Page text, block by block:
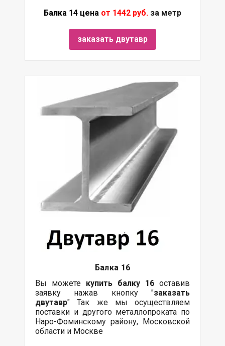
Балка 14 цена от 1442 руб. за метр
заказать двутавр
Балка 16
Вы можете купить балку 16 оставив
заявку нажав кнопку "заказать
двутавр" Так же мы осуществляем
поставки и другого металлопроката по
Наро-Фоминскому району, Московской
области и Москве